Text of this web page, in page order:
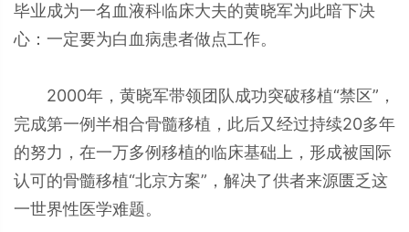
毕业成为一名血液科临床大夫的黄晓军为此暗下决
心：一定要为白血病患者做点工作。
2000年，黄晓军带领团队成功突破移植“禁区”，
完成第一例半相合骨髓移植，此后又经过持续20多年
的努力，在一万多例移植的临床基础上，形成被国际
认可的骨髓移植“北京方案”，解决了供者来源匮乏这
一世界性医学难题。